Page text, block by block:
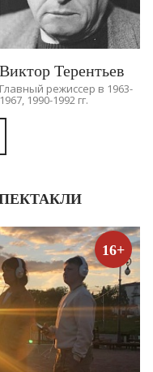
Виктор Терентьев
Главный режиссер в 1963-
1967, 1990-1992 гг.
16+